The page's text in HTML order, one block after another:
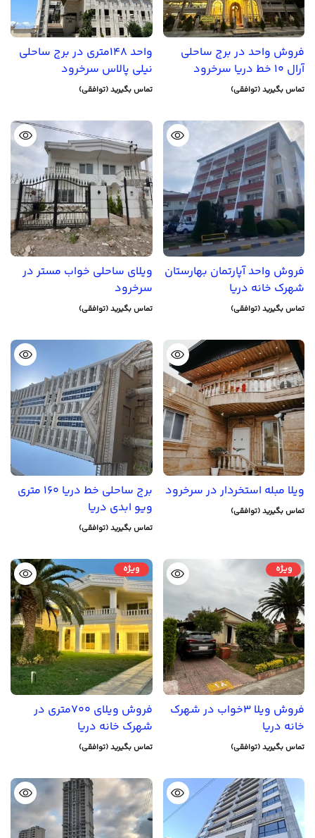
فروش واحد در برج ساحلی
آرال 10 خط دریا سرخرود
تماس بگیرید (توافقی)
واحد 148متری در برج ساحلی
نیلی پالاس سرخرود
تماس بگیرید (توافقی)
فروش واحد آپارتمان بهارستان
شهرک خانه دریا
تماس بگیرید (توافقی)
ویلای ساحلی خواب مستر در
سرخرود
تماس بگیرید (توافقی)
ویلا مبله استخردار در سرخرود
تماس بگیرید (توافقی)
برج ساحلی خط دریا 160 متری
ویو ابدی دریا
تماس بگیرید (توافقی)
ویژه
فروش ویلا 3خواب در شهرک
خانه دریا
تماس بگیرید (توافقی)
ویژه
فروش ویلای 700متری در
شهرک خانه دریا
تماس بگیرید (توافقی)